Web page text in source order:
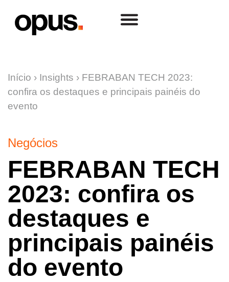
Início › Insights › FEBRABAN TECH 2023:
confira os destaques e principais painéis do
evento
Negócios
FEBRABAN TECH
2023: confira os
destaques e
principais painéis
do evento